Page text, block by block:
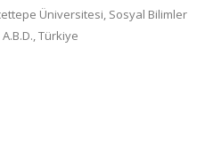
Üniversitesi, Sosyal Bilimler
Türkiye